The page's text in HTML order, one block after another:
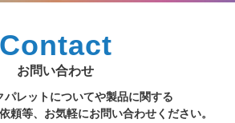
Contact
お問い合わせ
パレットについてや製品に関する
頼等、お気軽にお問い合わせください。